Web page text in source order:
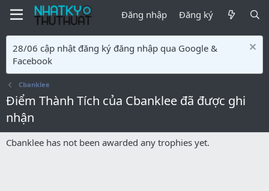
Đăng nhập Đăng ký
28/06 cập nhật đăng ký đăng nhập qua Google &
Facebook
Cbanklee
Điểm Thành Tích của Cbanklee đã được ghi
nhận
Cbanklee has not been awarded any trophies yet.